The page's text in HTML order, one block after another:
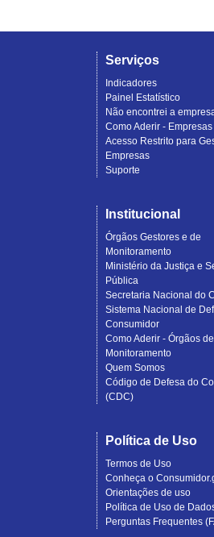
Serviços
Indicadores
Painel Estatístico
Não encontrei a
Como Aderir - Empresas
Acesso Restrito para
Empresas
Suporte
Institucional
Órgãos Gestores e de
Monitoramento
Ministério da Justiça e
Pública
Secretaria Nacional do
Sistema Nacional de
Consumidor
Como Aderir - Órgãos de
Monitoramento
Quem Somos
Código de Defesa do
(CDC)
Política de Uso
Termos de Uso
Conheça o
Orientações de uso
Política de Uso de
Perguntas Frequentes